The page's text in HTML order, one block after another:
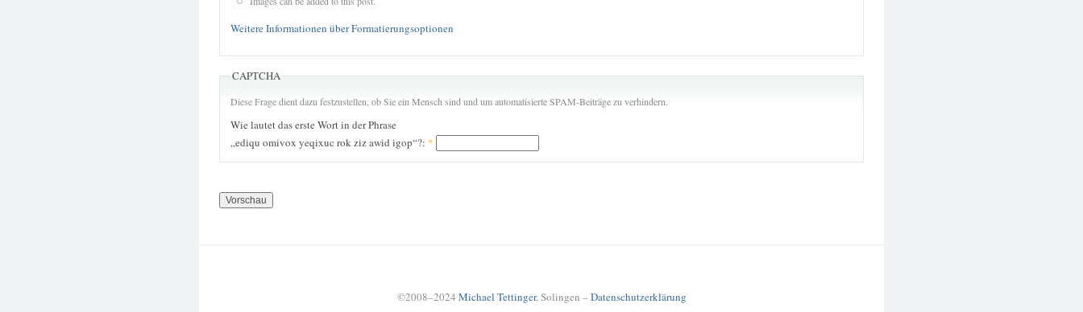
Weitere Informationen über Formatierungsoptionen
CAPTCHA
Diese Frage dient dazu festzustellen, ob Sie ein Mensch sind und um automatisierte SPAM-Beiträge zu verhindern.
Wie lautet das erste Wort in der Phrase
„ediqu omivox yeqixuc rok ziz awid igop“?: *
©2008–2024 Michael Tettinger, Solingen –Datenschutzerklärung